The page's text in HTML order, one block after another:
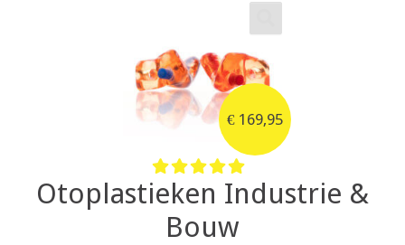
€ 169,95
Otoplastieken Industrie &
Bouw